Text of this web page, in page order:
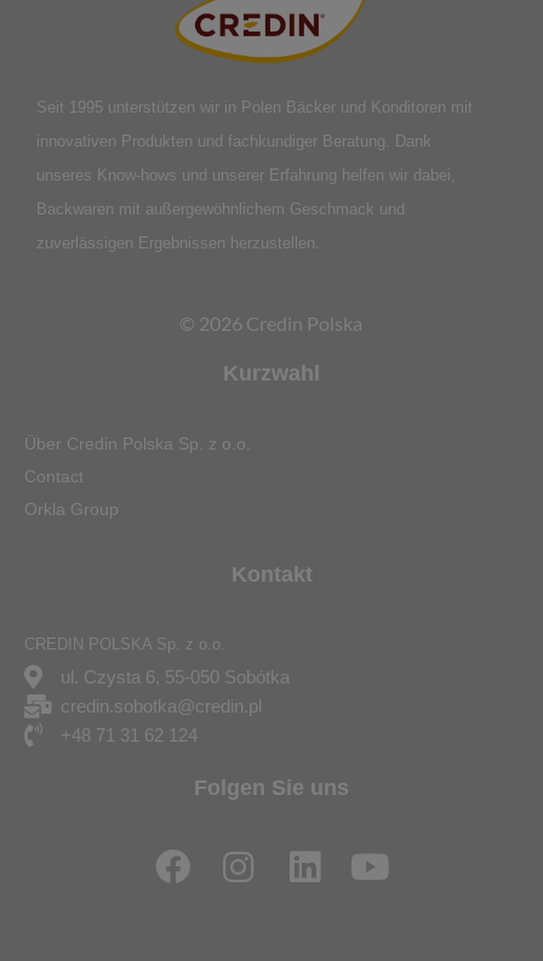
Seit 1995 unterstützen wir in Polen Bäcker und Konditoren mit
innovativen Produkten und fachkundiger Beratung. Dank
unseres Know-hows und unserer Erfahrung helfen wir dabei,
Backwaren mit außergewöhnlichem Geschmack und
zuverlässigen Ergebnissen herzustellen.
© 2026 Credin Polska
Kurzwahl
Über Credin Polska Sp. z o.o.
Contact
Orkla Group
Kontakt
CREDIN POLSKA Sp. z o.o.
ul. Czysta 6, 55-050 Sobótka
credin.sobotka@credin.pl
+48 71 31 62 124
Folgen Sie uns
F
a
I
n
L
i
Y
o